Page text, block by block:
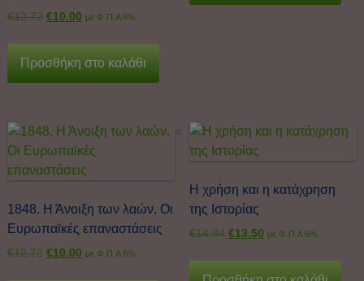
€12.72 €10.00 με Φ.Π.Α 6%.
Προσθήκη στο καλάθι
1848. Η Άνοιξη των λαών. Οι
Ευρωπαϊκές επαναστάσεις
€12.72 €10.00 με Φ.Π.Α 6%.
Η χρήση και η κατάχρηση
της Ιστορίας
€14.84 €13.50 με Φ.Π.Α 6%.